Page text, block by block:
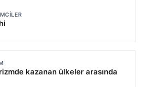
kazanan ülkeler arasında